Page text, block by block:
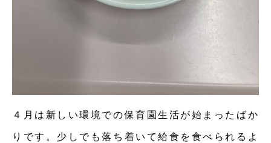
４月は新しい環境での保育園生活が始まったばか
りです。少しでも落ち着いて給食を食べられるよ